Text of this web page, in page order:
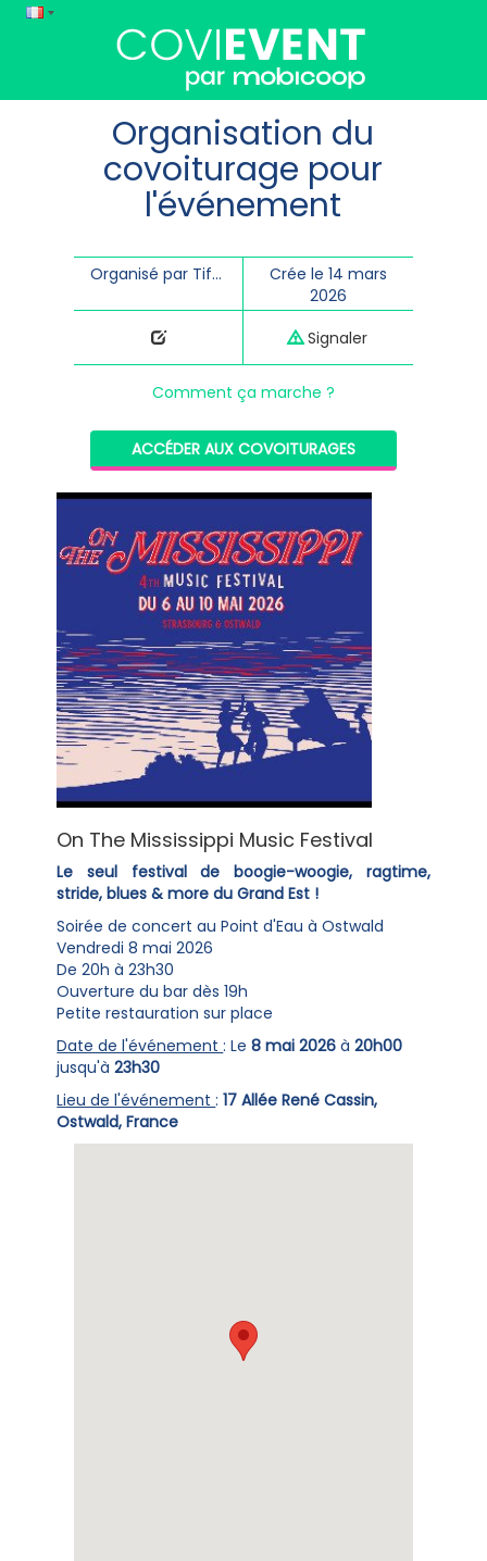
Organisation du
covoiturage pour
l'événement
Organisé par Tiffany Macquart
Crée le 14 mars
2026
Signaler
Comment ça marche ?
ACCÉDER AUX COVOITURAGES
On The Mississippi Music Festival
Le seul festival de boogie-woogie, ragtime,
stride, blues & more du Grand Est !
Soirée de concert au Point d'Eau à Ostwald
Vendredi 8 mai 2026
De 20h à 23h30
Ouverture du bar dès 19h
Petite restauration sur place
Date de l'événement: Le8 mai 2026 à20h00
jusqu'à23h30
Lieu de l'événement:17 Allée René Cassin,
Ostwald, France